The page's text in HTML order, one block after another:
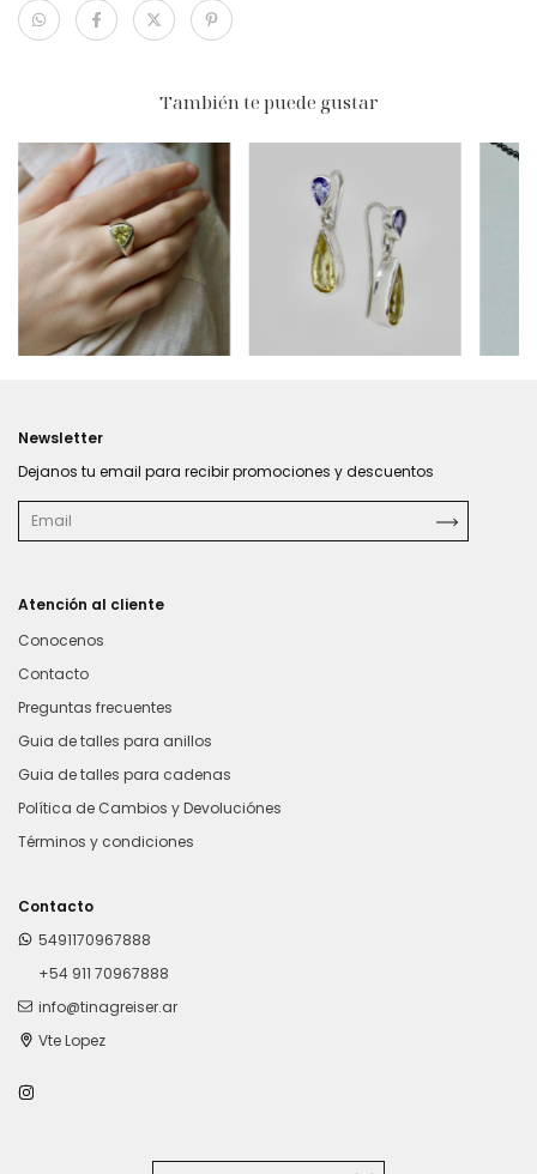
También te puede gustar
$591.300 $549.690
Newsletter
Dejanos tu email para recibir promociones y descuentos
Atención al cliente
Conocenos
Contacto
Preguntas frecuentes
Guia de talles para anillos
Guia de talles para cadenas
Política de Cambios y Devoluciónes
Términos y condiciones
Contacto
5491170967888
+54 911 70967888
info@tinagreiser.ar
Vte Lopez